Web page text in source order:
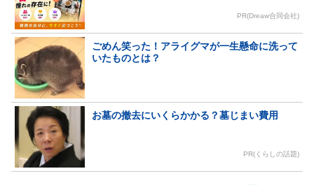
PR(Dreaw合同会社)
ごめん笑った！アライグマが一生懸命に洗って
いたものとは？
お墓の撤去にいくらかかる？墓じまい費用
PR(くらしの話題)